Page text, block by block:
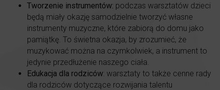
Tworzenie instrumentów: podczas warsztatów dzieci
będą miały okazję samodzielnie tworzyć własne
instrumenty muzyczne, które zabiorą do domu jako
pamiątkę. To świetna okazja, by zrozumieć, że
muzykować można na czymkolwiek, a instrument to
jedynie przedłużenie naszego ciała.
Edukacja dla rodziców: warsztaty to także cenne rady
dla rodziców dotyczące rozwijania talentu